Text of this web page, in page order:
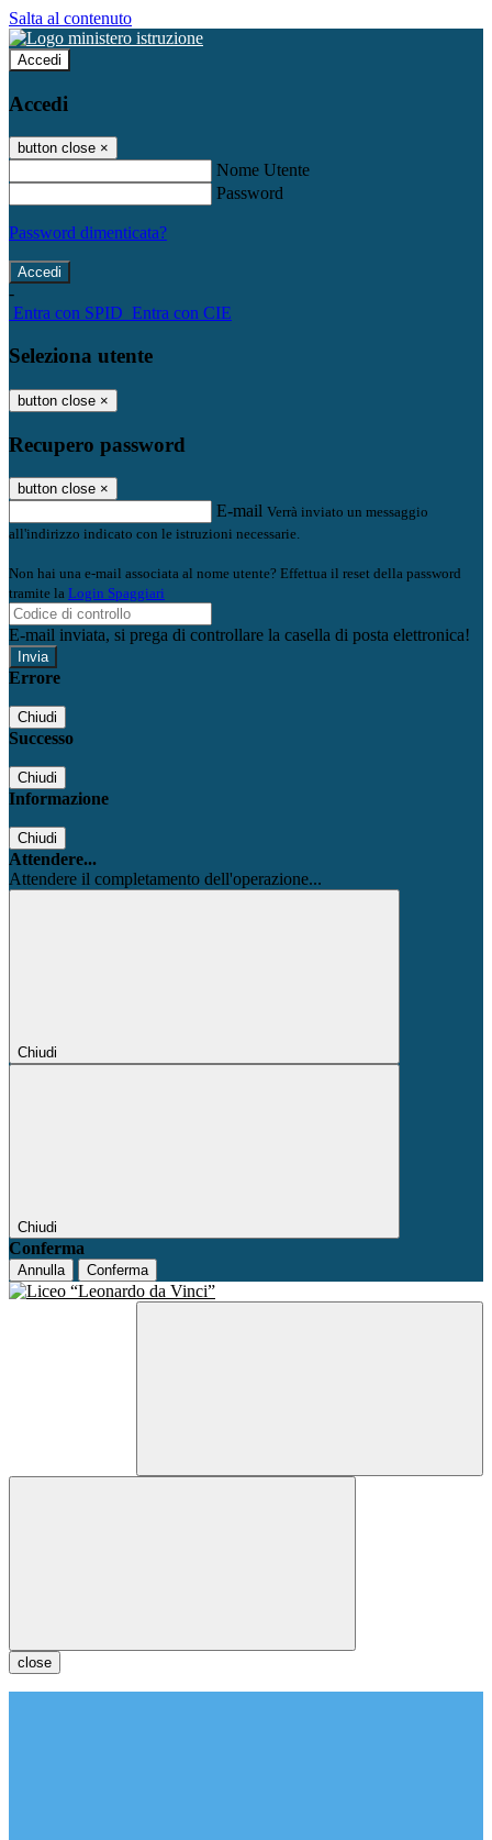
Salta al contenuto
Accedi
Accedi
button close ×
Nome Utente
Password
Password dimenticata?
-
Entra con SPID Entra con CIE
Seleziona utente
button close ×
Recupero password
button close ×
E-mail Verrà inviato un messaggio
all'indirizzo indicato con le istruzioni necessarie.
Non hai una e-mail associata al nome utente? Effettua il reset della password
tramite la Login Spaggiari
E-mail inviata, si prega di controllare la casella di posta elettronica!
Errore
Chiudi
Successo
Chiudi
Informazione
Chiudi
Attendere...
Attendere il completamento dell'operazione...
Chiudi
Chiudi
Conferma
Annulla Conferma
close